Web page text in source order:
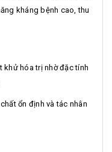
kháng bệnh cao, thu
hóa trị nhờ đặc tính
ổn định và tác nhân